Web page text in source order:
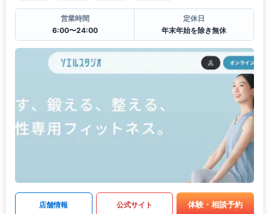
営業時間
6:00〜24:00
定休日
年末年始を除き無休
店舗情報 公式サイト 体験・相談予約